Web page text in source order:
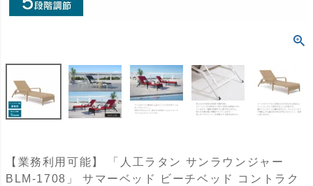
【業務利用可能】 「人工ラタン サンラウンジャー
BLM-1708」 サマーベッド ビーチベッド コントラク